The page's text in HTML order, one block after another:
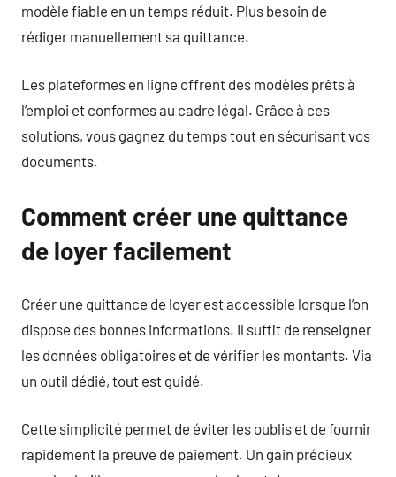
modèle fiable en un temps réduit. Plus besoin de
rédiger manuellement sa quittance.
Les plateformes en ligne offrent des modèles prêts à
l’emploi et conformes au cadre légal. Grâce à ces
solutions, vous gagnez du temps tout en sécurisant vos
documents.
Comment créer une quittance
de loyer facilement
Créer une quittance de loyer est accessible lorsque l’on
dispose des bonnes informations. Il suffit de renseigner
les données obligatoires et de vérifier les montants. Via
un outil dédié, tout est guidé.
Cette simplicité permet de éviter les oublis et de fournir
rapidement la preuve de paiement. Un gain précieux